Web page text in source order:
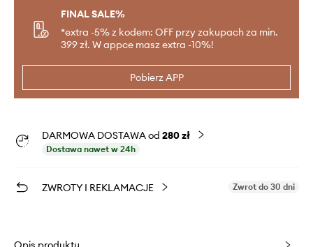
FINAL SALE%
*extra -5% z kodem: OFF przy zakupach za min.
399 zł. W appce masz extra -10%!
Pobierz APP
DARMOWA DOSTAWA od 280 zł
Dostawa nawet w 24h
ZWROTY I REKLAMACJE Zwrot do 30 dni